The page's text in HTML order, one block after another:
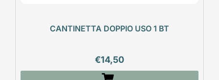
CANTINETTA DOPPIO USO 1 BT
€14,50